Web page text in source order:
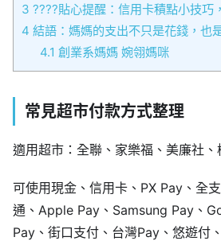
3 ????貼心提醒：信用卡積點小技巧
4 結語：媽媽的支出不只是花錢，也
4.1 創業系媽媽 婉翎媽咪
常見超市付款方式整理
適用超市：全聯、家樂福、美廉社
可使用現金、信用卡、PX Pay、全
通、Apple Pay、Samsung Pay、
Pay、街口支付、台灣Pay、悠遊付